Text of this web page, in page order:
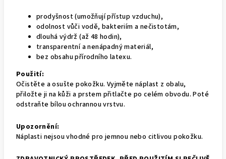
prodyšnost (umožňují přístup vzduchu),
odolnost vůči vodě, bakteriím a nečistotám,
dlouhá výdrž (až 48 hodin),
transparentní a nenápadný materiál,
bez obsahu přírodního latexu.
Použití:
Očistěte a osušte pokožku. Vyjměte náplast z obalu,
přiložte ji na kůži a prstem přitlačte po celém obvodu. Poté
odstraňte bílou ochrannou vrstvu.
Upozornění:
Náplasti nejsou vhodné pro jemnou nebo citlivou pokožku.